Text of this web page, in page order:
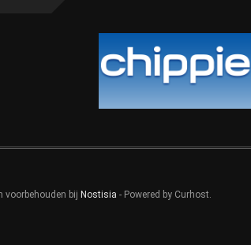
voorbehouden bij Nostisia - Powered by Curhost.